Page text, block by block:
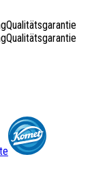
Qualitätsgarantie
Qualitätsgarantie